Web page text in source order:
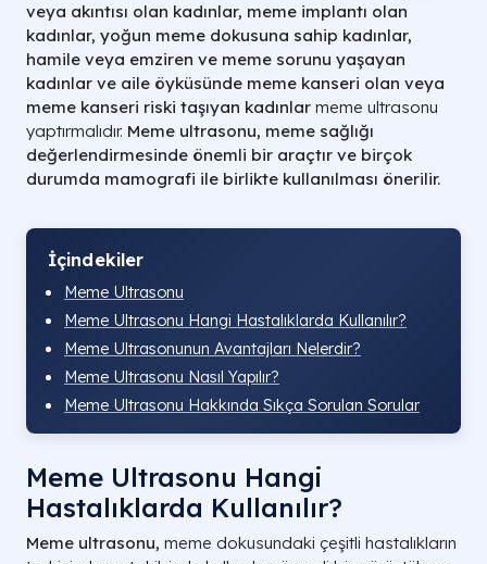
veya akıntısı olan kadınlar, meme implantı olan
kadınlar, yoğun meme dokusuna sahip kadınlar,
hamile veya emziren ve meme sorunu yaşayan
kadınlar ve aile öyküsünde meme kanseri olan veya
meme kanseri riski taşıyan kadınlar meme ultrasonu
yaptırmalıdır. Meme ultrasonu, meme sağlığı
değerlendirmesinde önemli bir araçtır ve birçok
durumda mamografi ile birlikte kullanılması önerilir.
İçindekiler
Meme Ultrasonu
Meme Ultrasonu Hangi Hastalıklarda Kullanılır?
Meme Ultrasonunun Avantajları Nelerdir?
Meme Ultrasonu Nasıl Yapılır?
Meme Ultrasonu Hakkında Sıkça Sorulan Sorular
Meme Ultrasonu Hangi
Hastalıklarda Kullanılır?
Meme ultrasonu, meme dokusundaki çeşitli hastalıkların